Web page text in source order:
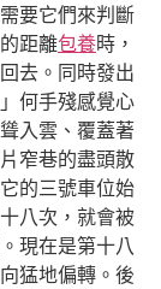
要它們來判斷
距離包養時，
去。同時發出
何手殘感覺心
入雲、覆蓋著
窄巷的盡頭散
的三號車位始
八次，就會被
現在是第十八
猛地偏轉。後